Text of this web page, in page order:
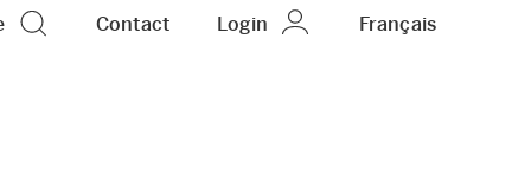
Contact Login FR
Français